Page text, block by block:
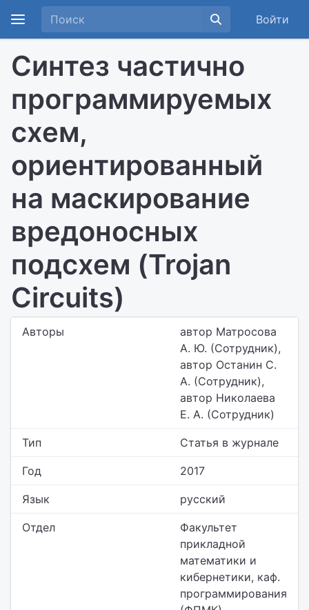
Войти
Синтез частично
программируемых
схем,
ориентированный
на маскирование
вредоносных
подсхем (Trojan
Circuits)
Авторы
автор Матросова
А. Ю. (Сотрудник),
автор Останин С.
А. (Сотрудник),
автор Николаева
Е. А. (Сотрудник)
Тип Статья в журнале
Год 2017
Язык русский
Отдел
Факультет
прикладной
математики и
кибернетики, каф.
программирования